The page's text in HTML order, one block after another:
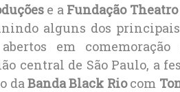
e a Fundação
alguns dos
em
central de São Paulo, a
daBanda Black Riocom